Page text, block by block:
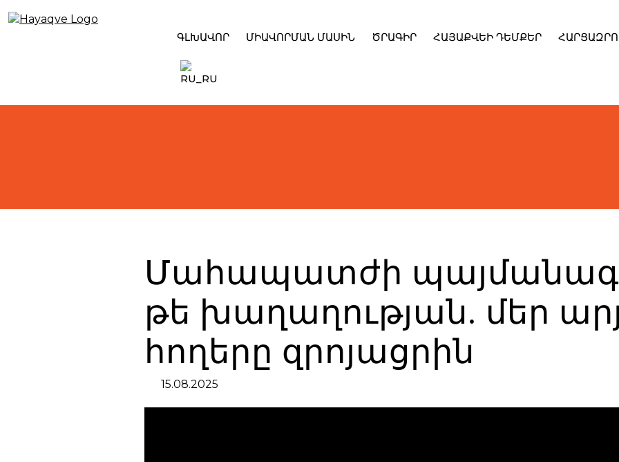
to
ԳԼԽԱՎՈՐ ՄԻԱՎՈՐՄԱՆ ՄԱՍԻՆ ԾՐԱԳԻՐ ՀԱՅԱՔՎԵԻ ԴԵՄՔԵՐ
Մահապատժի
թե խաղաղության. մեր
հողերը զրոյացրին
15.08.2025